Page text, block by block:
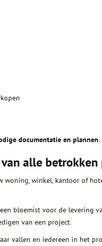
documentatie en plannen.
alle
winkel, kantoor of
bloemist voor de levering
van een project.
vallen en iedereen in het